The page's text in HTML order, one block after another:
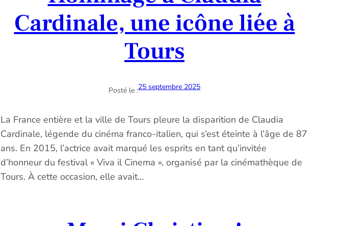
Cardinale, une icône liée à
Tours
Posté le :25 septembre 2025
La France entière et la ville de Tours pleure la disparition de Claudia
Cardinale, légende du cinéma franco-italien, qui s’est éteinte à l’âge de 87
ans. En 2015, l’actrice avait marqué les esprits en tant qu’invitée
d’honneur du festival « Viva il Cinema », organisé par la cinémathèque de
Tours. À cette occasion, elle avait…